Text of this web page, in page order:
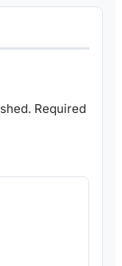
Required